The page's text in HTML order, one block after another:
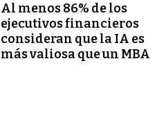
Al menos 86% de los
ejecutivos financieros
consideran que la IA es
más valiosa que un MBA